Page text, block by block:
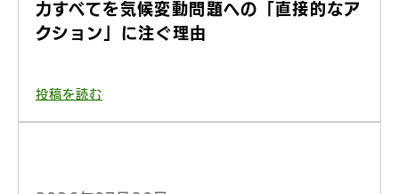
力すべてを気候変動問題への「直接的なア
クション」に注ぐ理由
投稿を読む